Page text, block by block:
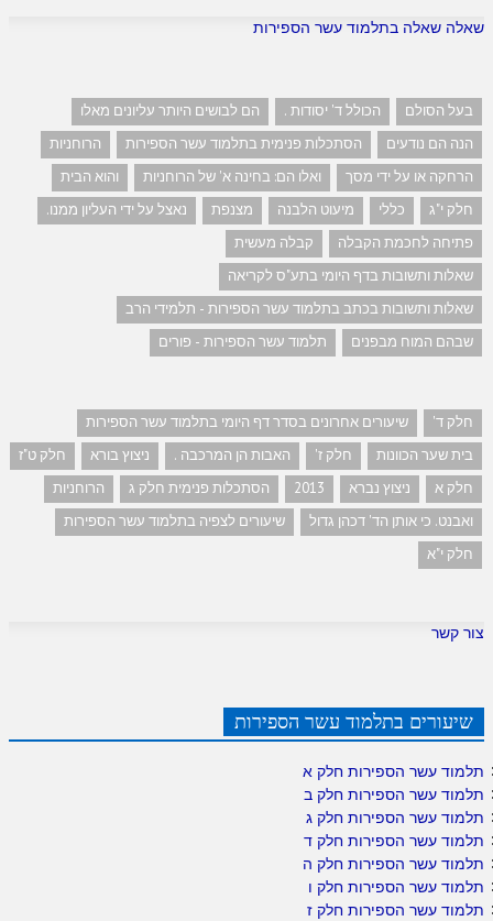
שאלה שאלה בתלמוד עשר הספירות
בעל הסולם הכולל ד' יסודות .
הם לבושים היותר עליונים מאלו
הנה הם נודעים
הסתכלות פנימית בתלמוד עשר הספירות
הרוחניות
הרחקה או על ידי מסך
ואלו הם: בחינה א' של הרוחניות
והוא הבית
חלק י"ג
כללי מיעוט הלבנה מצנפת
נאצל על ידי העליון ממנו.
פתיחה לחכמת הקבלה
קבלה מעשית
שאלות ותשובות בדף היומי בתע"ס לקריאה
שאלות ותשובות בכתב בתלמוד עשר הספירות - תלמידי הרב
שבהם המוח מבפנים
תלמוד עשר הספירות - פורים
חלק ד'
שיעורים אחרונים בסדר דף היומי בתלמוד עשר הספירות
בית שער הכוונות
חלק ז' האבות הן המרכבה . ניצוץ בורא
חלק ט"ז
חלק א
ניצוץ נברא 2013 הסתכלות פנימית חלק ג
הרוחניות
ואבנט. כי אותן הד' דכהן גדול
שיעורים לצפיה בתלמוד עשר הספירות
חלק י"א
צור קשר
שיעורים בתלמוד עשר הספירות
תלמוד עשר הספירות חלק א
תלמוד עשר הספירות חלק ב
תלמוד עשר הספירות חלק ג
תלמוד עשר הספירות חלק ד
תלמוד עשר הספירות חלק ה
תלמוד עשר הספירות חלק ו
תלמוד עשר הספירות חלק ז